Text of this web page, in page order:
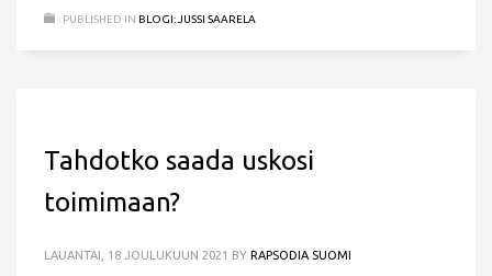
PUBLISHED IN BLOGI: JUSSI SAARELA
Tahdotko saada uskosi
toimimaan?
LAUANTAI, 18 JOULUKUUN 2021 BY RAPSODIA SUOMI